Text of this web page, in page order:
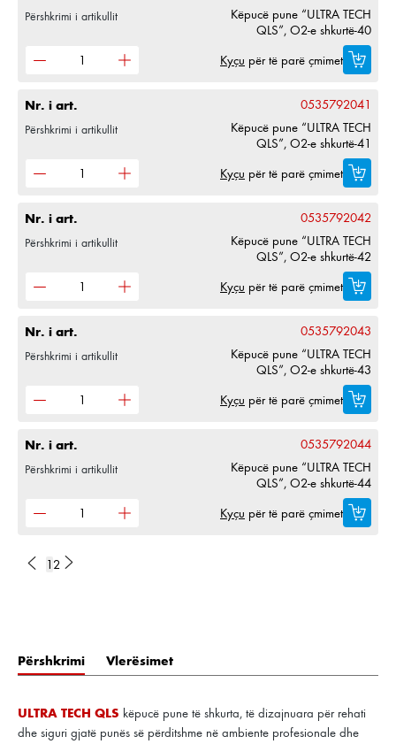
Përshkrimi i artikullit
Këpucë pune “ULTRA TECH
QLS”, O2-e shkurtë-40
Kyçu për të parë çmimet
Nr. i art. 0535792041
Përshkrimi i artikullit
Këpucë pune “ULTRA TECH
QLS”, O2-e shkurtë-41
Kyçu për të parë çmimet
Nr. i art. 0535792042
Përshkrimi i artikullit
Këpucë pune “ULTRA TECH
QLS”, O2-e shkurtë-42
Kyçu për të parë çmimet
Nr. i art. 0535792043
Përshkrimi i artikullit
Këpucë pune “ULTRA TECH
QLS”, O2-e shkurtë-43
Kyçu për të parë çmimet
Nr. i art. 0535792044
Përshkrimi i artikullit
Këpucë pune “ULTRA TECH
QLS”, O2-e shkurtë-44
Kyçu për të parë çmimet
1 2
Përshkrimi Vlerësimet
ULTRA TECH QLS këpucë pune të shkurta, të dizajnuara për rehati
dhe siguri gjatë punës së përditshme në ambiente profesionale dhe